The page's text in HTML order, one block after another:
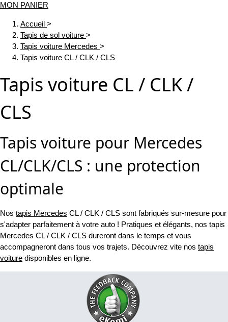
MON PANIER
Accueil >
Tapis de sol voiture >
Tapis voiture Mercedes >
Tapis voiture CL / CLK / CLS
Tapis voiture CL / CLK /
CLS
Tapis voiture pour Mercedes
CL/CLK/CLS : une protection
optimale
Nos tapis Mercedes CL / CLK / CLS sont fabriqués sur-mesure pour
s'adapter parfaitement à votre auto ! Pratiques et élégants, nos tapis
Mercedes CL / CLK / CLS dureront dans le temps et vous
accompagneront dans tous vos trajets. Découvrez vite nos tapis
voiture disponibles en ligne.